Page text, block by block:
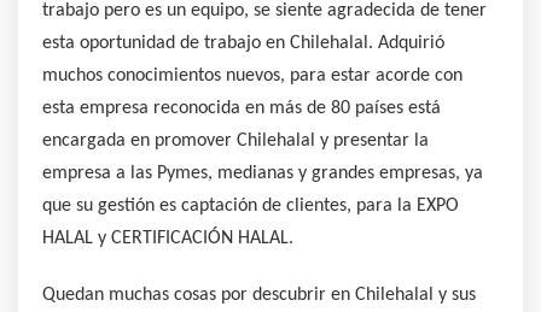
trabajo pero es un equipo, se siente agradecida de tener
esta oportunidad de trabajo en Chilehalal. Adquirió
muchos conocimientos nuevos, para estar acorde con
esta empresa reconocida en más de 80 países está
encargada en promover Chilehalal y presentar la
empresa a las Pymes, medianas y grandes empresas, ya
que su gestión es captación de clientes, para la EXPO
HALAL y CERTIFICACIÓN HALAL.
Quedan muchas cosas por descubrir en Chilehalal y sus